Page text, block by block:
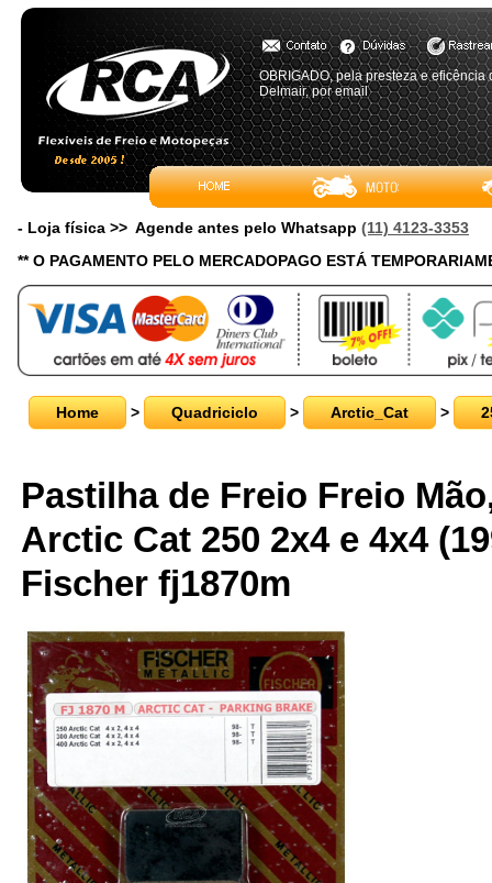
OBRIGADO, pela presteza e eficência
Delmair, por email
- Loja física >> Agende antes pelo Whatsapp (11) 4123-3353
** O PAGAMENTO PELO MERCADOPAGO ESTÁ
Home > Quadriciclo > Arctic_Cat >
Pastilha de Freio Freio
Arctic Cat 250 2x4 e 4x4
Fischer fj1870m